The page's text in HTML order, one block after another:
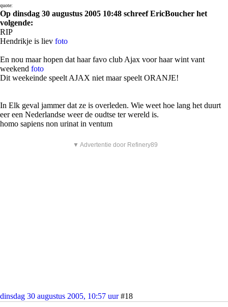
quote:
Op dinsdag 30 augustus 2005 10:48 schreef EricBoucher het
volgende:
RIP
Hendrikje is liev foto
En nou maar hopen dat haar favo club Ajax voor haar wint vant
weekend foto
Dit weekeinde speelt AJAX niet maar speelt ORANJE!
In Elk geval jammer dat ze is overleden. Wie weet hoe lang het duurt
eer een Nederlandse weer de oudtse ter wereld is.
homo sapiens non urinat in ventum
▼ Advertentie door Refinery89
dinsdag 30 augustus 2005, 10:57 uur #18